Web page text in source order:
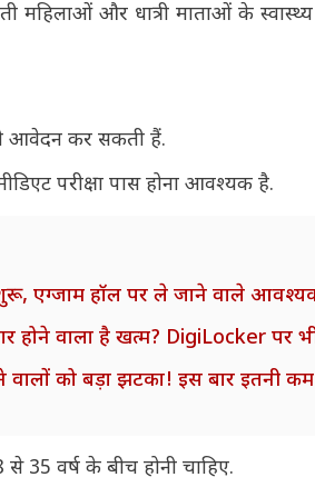
महिलाओं और धात्री माताओं के
आवेदन कर सकती हैं.
परीक्षा पास होना आवश्यक है.
शुरू, एग्जाम हॉल पर ले जाने वाले
होने वाला है खत्म? DigiLocker पर
को बड़ा झटका! इस बार इतनी
35 वर्ष के बीच होनी चाहिए.